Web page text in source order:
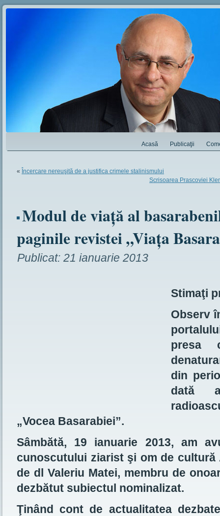
Acasă Publicaţii
« Încercare nereuşită de a justifica crimele stalinismului
Scrisoarea Prascoviei
Modul de viaţă al
paginile revistei „Viaţa
Publicat: 21 ianuarie 2013
Stimaţi
Observ
presa
din
dată
„Vocea Basarabiei”.
Sâmbătă, 19 ianuarie 2013, am
cunoscutului ziarist şi om de cultură
de dl Valeriu Matei, membru de
dezbătut subiectul nominalizat.
Ţinând cont de actualitatea